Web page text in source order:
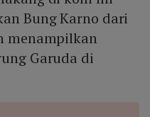
Bung Karno dari
menampilkan
Garuda di